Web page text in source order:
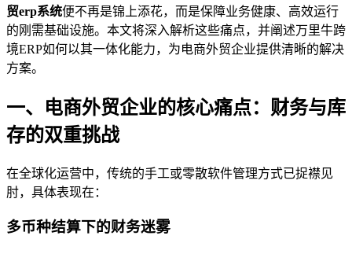
贸erp系统便不再是锦上添花，而是保障业务健康、高效运行
的刚需基础设施。本文将深入解析这些痛点，并阐述万里牛跨
境ERP如何以其一体化能力，为电商外贸企业提供清晰的解决
方案。
一、电商外贸企业的核心痛点：财务与库
存的双重挑战
在全球化运营中，传统的手工或零散软件管理方式已捉襟见
肘，具体表现在：
多币种结算下的财务迷雾